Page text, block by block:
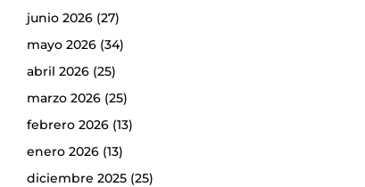
junio 2026(27)
mayo 2026(34)
abril 2026(25)
marzo 2026(25)
febrero 2026(13)
enero 2026(13)
diciembre 2025(25)